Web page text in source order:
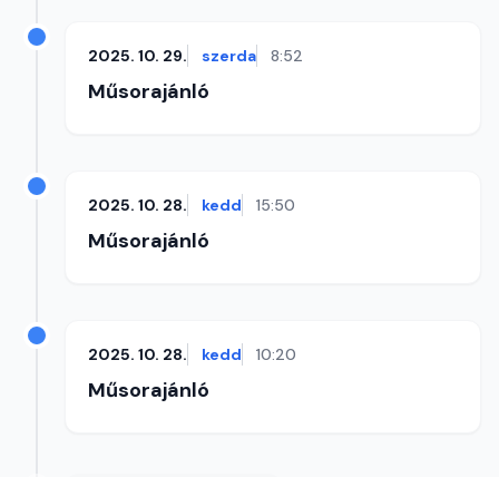
2025. 10. 29. szerda 8:52
Műsorajánló
2025. 10. 28. kedd 15:50
Műsorajánló
2025. 10. 28. kedd 10:20
Műsorajánló